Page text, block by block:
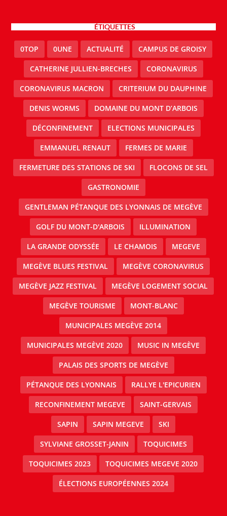
ÉTIQUETTES
0TOP 0UNE ACTUALITÉ CAMPUS DE GROISY
CATHERINE JULLIEN-BRECHES CORONAVIRUS
CORONAVIRUS MACRON CRITERIUM DU DAUPHINE
DENIS WORMS DOMAINE DU MONT D’ARBOIS
DÉCONFINEMENT ELECTIONS MUNICIPALES
EMMANUEL RENAUT FERMES DE MARIE
FERMETURE DES STATIONS DE SKI FLOCONS DE SEL
GASTRONOMIE
GENTLEMAN PÉTANQUE DES LYONNAIS DE MEGÈVE
GOLF DU MONT-D'ARBOIS ILLUMINATION
LA GRANDE ODYSSÉE LE CHAMOIS MEGEVE
MEGÈVE BLUES FESTIVAL MEGÈVE CORONAVIRUS
MEGÈVE JAZZ FESTIVAL MEGÈVE LOGEMENT SOCIAL
MEGÈVE TOURISME MONT-BLANC
MUNICIPALES MEGÈVE 2014
MUNICIPALES MEGÈVE 2020 MUSIC IN MEGÈVE
PALAIS DES SPORTS DE MEGÈVE
PÉTANQUE DES LYONNAIS RALLYE L'EPICURIEN
RECONFINEMENT MEGEVE SAINT-GERVAIS
SAPIN SAPIN MEGEVE SKI
SYLVIANE GROSSET-JANIN TOQUICIMES
TOQUICIMES 2023 TOQUICIMES MEGEVE 2020
ÉLECTIONS EUROPÉENNES 2024